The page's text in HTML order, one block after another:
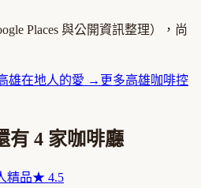
Places 與公開資訊整理），尚
雄在地人的愛 → 更多高雄咖啡控
有 4 家咖啡廳
精品★ 4.5